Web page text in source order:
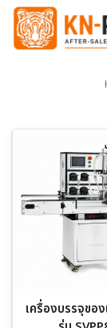
ข้าม
ยัง
เครื่องบรรจุขอ